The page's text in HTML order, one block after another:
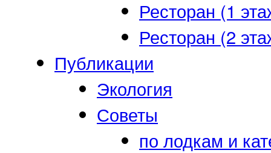
Ресторан (1
Ресторан (2
Публикации
Экология
Советы
по лодкам и